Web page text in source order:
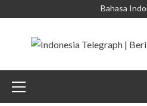
to
Bahasa
Menu